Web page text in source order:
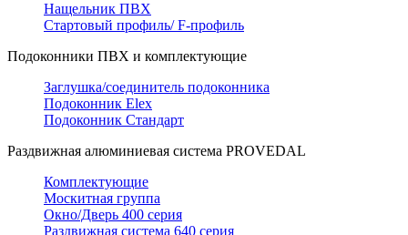
Нащельник ПВХ
Стартовый профиль/ F-профиль
Подоконники ПВХ и комплектующие
Заглушка/соединитель подоконника
Подоконник Elex
Подоконник Стандарт
Раздвижная алюминиевая система PROVEDAL
Комплектующие
Москитная группа
Окно/Дверь 400 серия
Раздвижная система 640 серия